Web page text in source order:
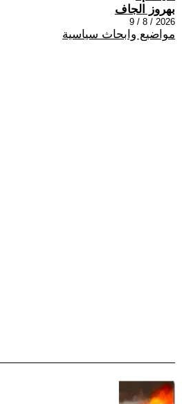
بهروز الجاف
2026 / 8 / 9
مواضيع وابحاث سياسية